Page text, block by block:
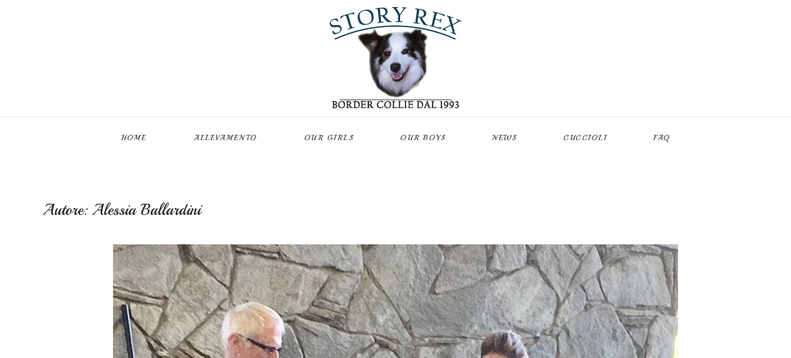
HOME ALLEVAMENTO OUR GIRLS OUR BOYS NEWS CUCCIOLI FAQ
Autore:Alessia Ballardini